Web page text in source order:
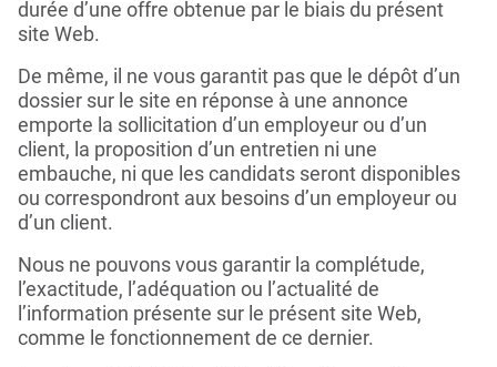
durée d’une offre obtenue par le biais du présent
site Web.
De même, il ne vous garantit pas que le dépôt d’un
dossier sur le site en réponse à une annonce
emporte la sollicitation d’un employeur ou d’un
client, la proposition d’un entretien ni une
embauche, ni que les candidats seront disponibles
ou correspondront aux besoins d’un employeur ou
d’un client.
Nous ne pouvons vous garantir la complétude,
l’exactitude, l’adéquation ou l’actualité de
l’information présente sur le présent site Web,
comme le fonctionnement de ce dernier.